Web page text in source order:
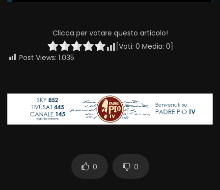
Clicca per votare questo articolo!
[Voti: 0 Media: 0]
Post Views: 1.035
0 0